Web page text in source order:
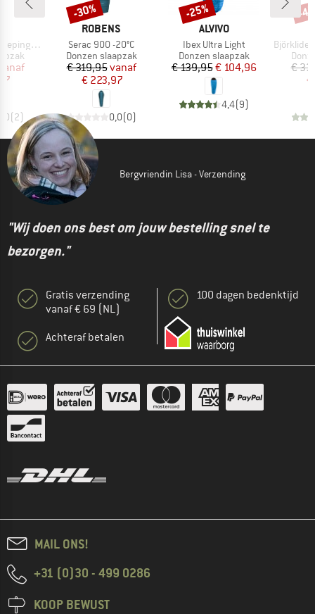
Bag
prijs
(2)
MERK
ROBENS
Artikel
Serac 900 -20°C
Productgroep
Donzen slaapzak
Prijs
€ 319,95Verlaagde prijs
vanaf
€ 223,97
0,0(0)
Korting
-30%
MERK
ALVIVO
Artikel
Ibex Ultra Light
Productgroep
Donzen slaapzak
Prijs
€ 139,95Verlaagde prijs
€ 104,96
4,4(9)
Korting
-25%
Artikel
BjörklidenSt. II
€
€
-
Bergvriendin Lisa - Verzending
"Wij doen ons best om jouw bestelling snel te
bezorgen."
Gratis verzending
vanaf € 69 (NL)
Achteraf betalen
100 dagen bedenktijd
MAIL ONS!
+31 (0)30 - 499 0286
KOOP BEWUST